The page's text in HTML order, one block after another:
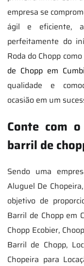
empresa se
ágil e eficiente,
perfeitamente do
Roda do Chopp
de Chopp em
qualidade e
ocasião em um
Conte com
barril de
Sendo uma
Aluguel De
objetivo de
Barril de Chopp em
Chopp Ecobier,
Barril de Chopp,
Chopeira para